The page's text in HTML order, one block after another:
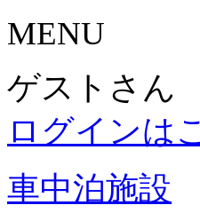
MENU
ゲストさん
ログインは
車中泊施設